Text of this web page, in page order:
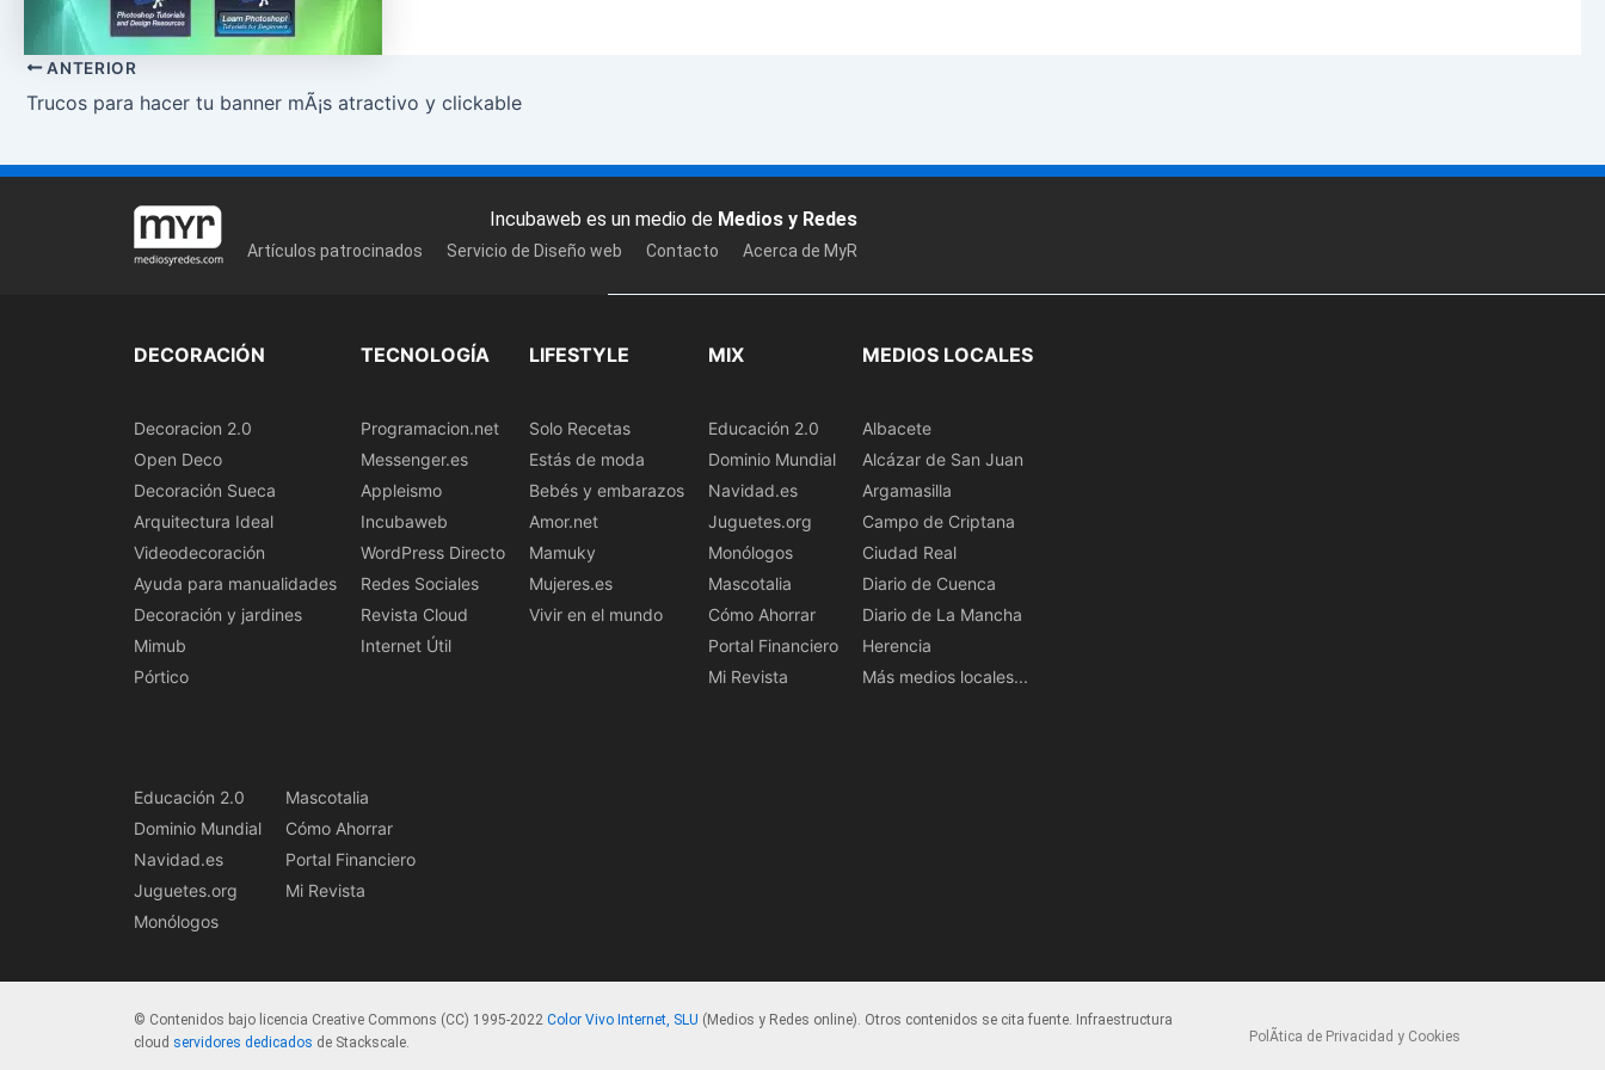
ANTERIOR
Trucos para hacer tu banner mÃ¡s atractivo y clickable
Incubaweb es un medio de Medios y Redes
Artículos patrocinados Servicio de Diseño web Contacto Acerca de MyR
DECORACIÓN
Decoracion 2.0
Open Deco
Decoración Sueca
Arquitectura Ideal
Videodecoración
Ayuda para manualidades
Decoración y jardines
Mimub
Pórtico
TECNOLOGÍA
Programacion.net
Messenger.es
Appleismo
Incubaweb
WordPress Directo
Redes Sociales
Revista Cloud
Internet Útil
LIFESTYLE
Solo Recetas
Estás de moda
Bebés y embarazos
Amor.net
Mamuky
Mujeres.es
Vivir en el mundo
MIX
Educación 2.0
Dominio Mundial
Navidad.es
Juguetes.org
Monólogos
Mascotalia
Cómo Ahorrar
Portal Financiero
Mi Revista
MEDIOS LOCALES
Albacete
Alcázar de San Juan
Argamasilla
Campo de Criptana
Ciudad Real
Diario de Cuenca
Diario de La Mancha
Herencia
Más medios locales...
Educación 2.0
Dominio Mundial
Navidad.es
Juguetes.org
Monólogos
Mascotalia
Cómo Ahorrar
Portal Financiero
Mi Revista
© Contenidos bajo licencia Creative Commons (CC) 1995-2022 Color Vivo Internet, SLU (Medios y Redes online). Otros contenidos se cita fuente. Infraestructura
cloud servidores dedicados de Stackscale. PolÃ­tica de Privacidad y Cookies